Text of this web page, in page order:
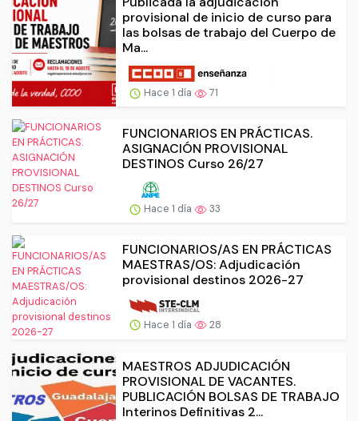
provisional de inicio de curso para
las bolsas de trabajo del Cuerpo de
Ma...
Hace 1 día 71
FUNCIONARIOS EN PRÁCTICAS.
ASIGNACIÓN PROVISIONAL
DESTINOS Curso 26/27
Hace 1 día 33
FUNCIONARIOS/AS EN PRÁCTICAS
MAESTRAS/OS: Adjudicación
provisional destinos 2026-27
Hace 1 día 28
MAESTROS ADJUDICACIÓN
PROVISIONAL DE VACANTES.
PUBLICACIÓN BOLSAS DE TRABAJO
Interinos Definitivas 2...